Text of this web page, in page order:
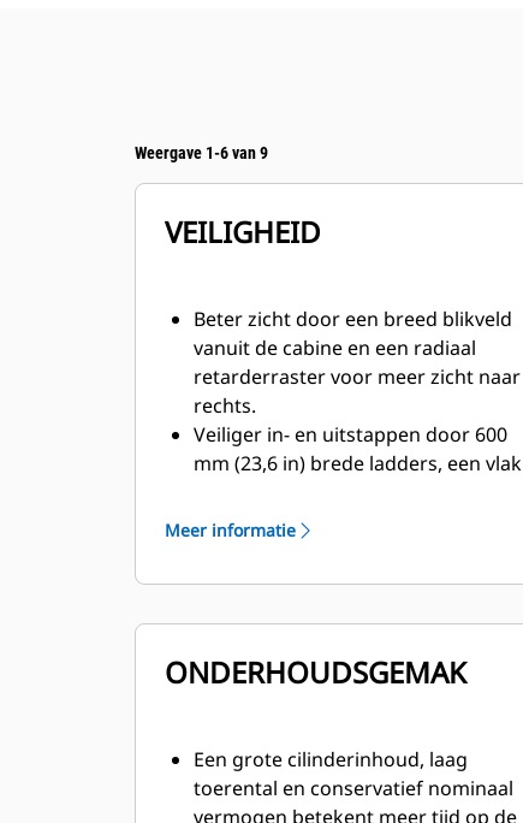
Weergave 1-6 van 9
VEILIGHEID
Beter zicht door een breed blikveld
vanuit de cabine en een radiaal
retarderraster voor meer zicht naar
rechts.
Veiliger in- en uitstappen door 600
mm (23,6 in) brede ladders, een vlak
elektrische trap.
anti-terugrol, traction-control,
portiersensor die waarschuwt voor
een compact radiaal raster,
ondersteund door de beproefde
oliegekoelde Caterpillar remmen
Meer informatie
ONDERHOUDSGEMAK
Een grote cilinderinhoud, laag
toerental en conservatief nominaal
vermogen betekent meer tijd op de